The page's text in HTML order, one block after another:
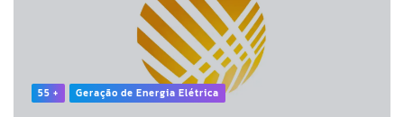
55 + Geração de Energia Elétrica